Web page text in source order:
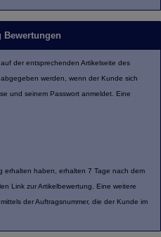
Bewertungen
der entsprechenden Artikelseite des
werden, wenn der Kunde sich
und seinem Passwort anmeldet. Eine
erhalten haben, erhalten 7 Tage nach dem
Link zur Artikelbewertung. Eine weitere
der Auftragsnummer, die der Kunde im